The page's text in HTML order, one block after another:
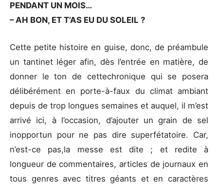
PENDANT UN MOIS…
– AH BON, ET T’AS EU DU SOLEIL ?
Cette petite histoire en guise, donc, de préambule
un tantinet léger afin, dès l’entrée en matière, de
donner le ton de cettechronique qui se posera
délibérément en porte-à-faux du climat ambiant
depuis de trop longues semaines et auquel, il m’est
arrivé ici, à l’occasion, d’ajouter un grain de sel
inopportun pour ne pas dire superfétatoire. Car,
n’est-ce pas,la messe est dite ; et redite à
longueur de commentaires, articles de journaux en
tous genres avec titres géants et en caractères